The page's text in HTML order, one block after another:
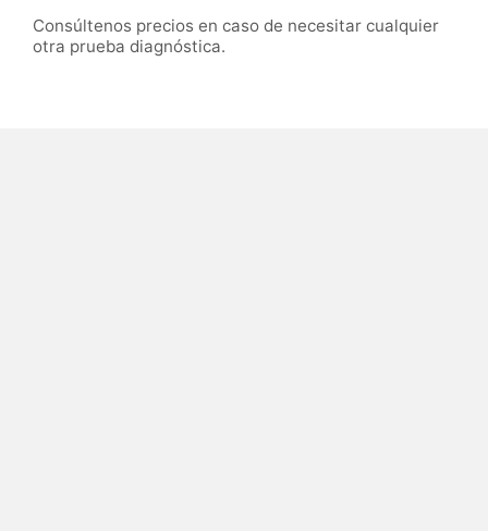
Consúltenos precios en caso de necesitar cualquier
otra prueba diagnóstica.